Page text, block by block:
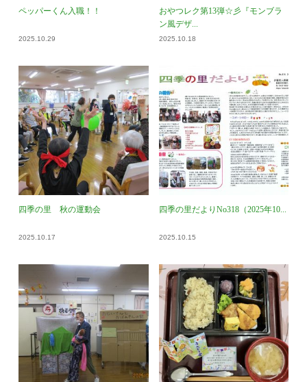
ペッパーくん入職！！
2025.10.29
おやつレク第13弾☆彡『モンブラ
ン風デザ...
2025.10.18
四季の里 秋の運動会
2025.10.17
四季の里だよりNo318（2025年10...
2025.10.15